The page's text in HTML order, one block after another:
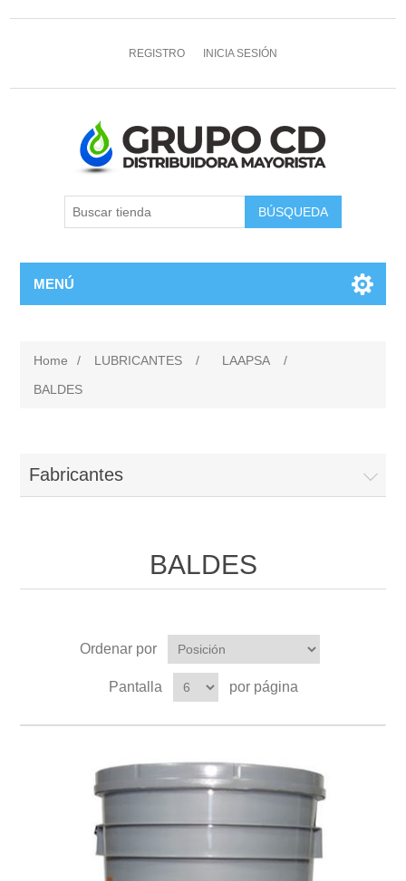
REGISTRO INICIA SESIÓN
MENÚ
Home / LUBRICANTES / LAAPSA
/
BALDES
Fabricantes
BALDES
Ordenar por
Pantalla por página